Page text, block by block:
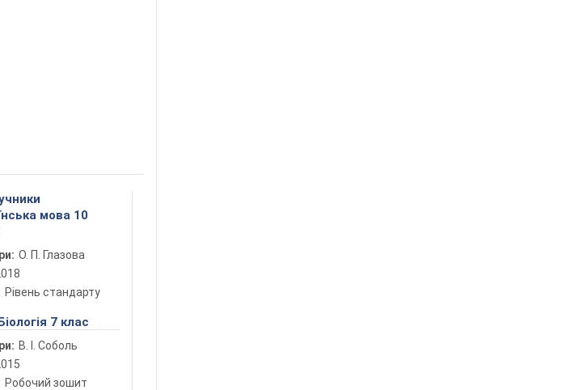
мова 10
О. П. Глазова
Рівень стандарту
7 клас
В. І. Соболь
Робочий зошит